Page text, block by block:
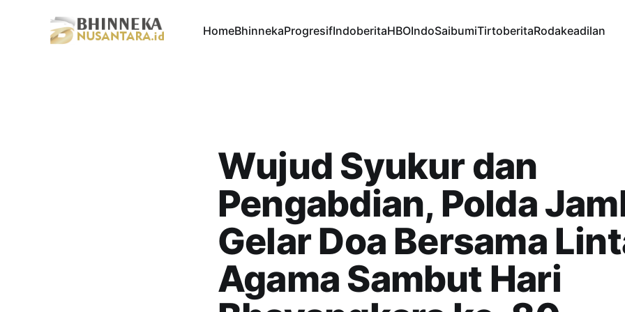
HomeBhinnekaProgresifIndoberitaHBOIndoSaibumiTirtoberitaRodakeadilan
Wujud Syukur dan
Pengabdian, Polda
Gelar Doa Bersama
Agama Sambut Hari